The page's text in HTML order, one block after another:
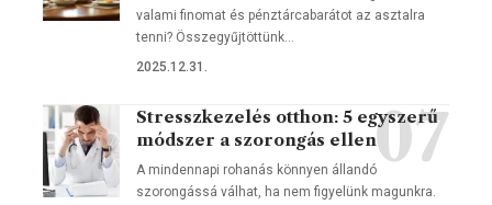
valami finomat és pénztárcabarátot az asztalra
tenni? Összegyűjtöttünk…
2025.12.31.
Stresszkezelés otthon: 5 egyszerű
módszer a szorongás ellen
A mindennapi rohanás könnyen állandó
szorongássá válhat, ha nem figyelünk magunkra.